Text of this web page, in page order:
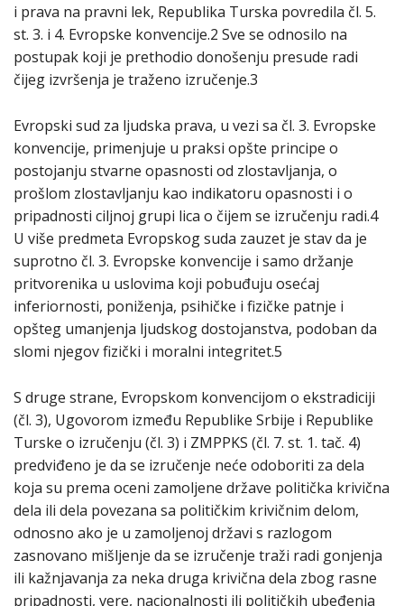
i prava na pravni lek, Republika Turska povredila čl. 5.
st. 3. i 4. Evropske konvencije.2 Sve se odnosilo na
postupak koji je prethodio donošenju presude radi
čijeg izvršenja je traženo izručenje.3
Evropski sud za ljudska prava, u vezi sa čl. 3. Evropske
konvencije, primenjuje u praksi opšte principe o
postojanju stvarne opasnosti od zlostavljanja, o
prošlom zlostavljanju kao indikatoru opasnosti i o
pripadnosti ciljnoj grupi lica o čijem se izručenju radi.4
U više predmeta Evropskog suda zauzet je stav da je
suprotno čl. 3. Evropske konvencije i samo držanje
pritvorenika u uslovima koji pobuđuju osećaj
inferiornosti, poniženja, psihičke i fizičke patnje i
opšteg umanjenja ljudskog dostojanstva, podoban da
slomi njegov fizički i moralni integritet.5
S druge strane, Evropskom konvencijom o ekstradiciji
(čl. 3), Ugovorom između Republike Srbije i Republike
Turske o izručenju (čl. 3) i ZMPPKS (čl. 7. st. 1. tač. 4)
predviđeno je da se izručenje neće odoboriti za dela
koja su prema oceni zamoljene države politička krivična
dela ili dela povezana sa političkim krivičnim delom,
odnosno ako je u zamoljenoj državi s razlogom
zasnovano mišljenje da se izručenje traži radi gonjenja
ili kažnjavanja za neka druga krivična dela zbog rasne
pripadnosti, vere, nacionalnosti ili političkih ubeđenja